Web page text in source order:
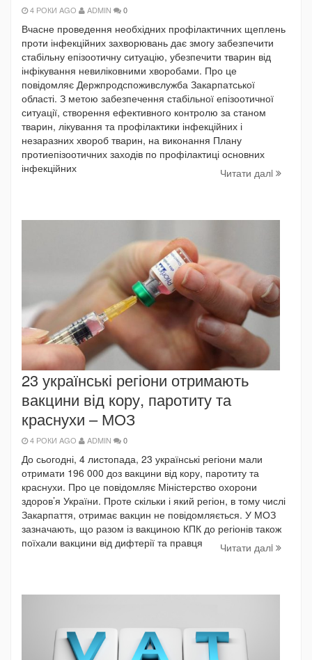
4 РОКИ AGO ADMIN 0
Вчасне проведення необхідних профілактичних щеплень
проти інфекційних захворювань дає змогу забезпечити
стабільну епізоотичну ситуацію, убезпечити тварин від
інфікування невиліковними хворобами. Про це
повідомляє Держпродспоживслужба Закарпатської
області. З метою забезпечення стабільної епізоотичної
ситуації, створення ефективного контролю за станом
тварин, лікування та профілактики інфекційних і
незаразних хвороб тварин, на виконання Плану
протиепізоотичних заходів по профілактиці основних
інфекційних
Читати далi
23 українські регіони отримають
вакцини від кору, паротиту та
краснухи – МОЗ
4 РОКИ AGO ADMIN 0
До сьогодні, 4 листопада, 23 українські регіони мали
отримати 196 000 доз вакцини від кору, паротиту та
краснухи. Про це повідомляє Міністерство охорони
здоров’я України. Проте скільки і який регіон, в тому числі
Закарпаття, отримає вакцин не повідомляється. У МОЗ
зазначають, що разом із вакциною КПК до регіонів також
поїхали вакцини від дифтерії та правця
Читати далi